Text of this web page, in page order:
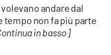
andare dal
tempo non fa più parte
in basso]